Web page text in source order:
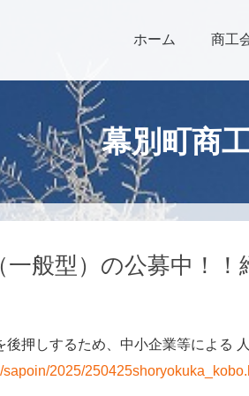
ホーム 商工
幕別町商
般型）の公募中！
押しするため、中小企業等による
2025/